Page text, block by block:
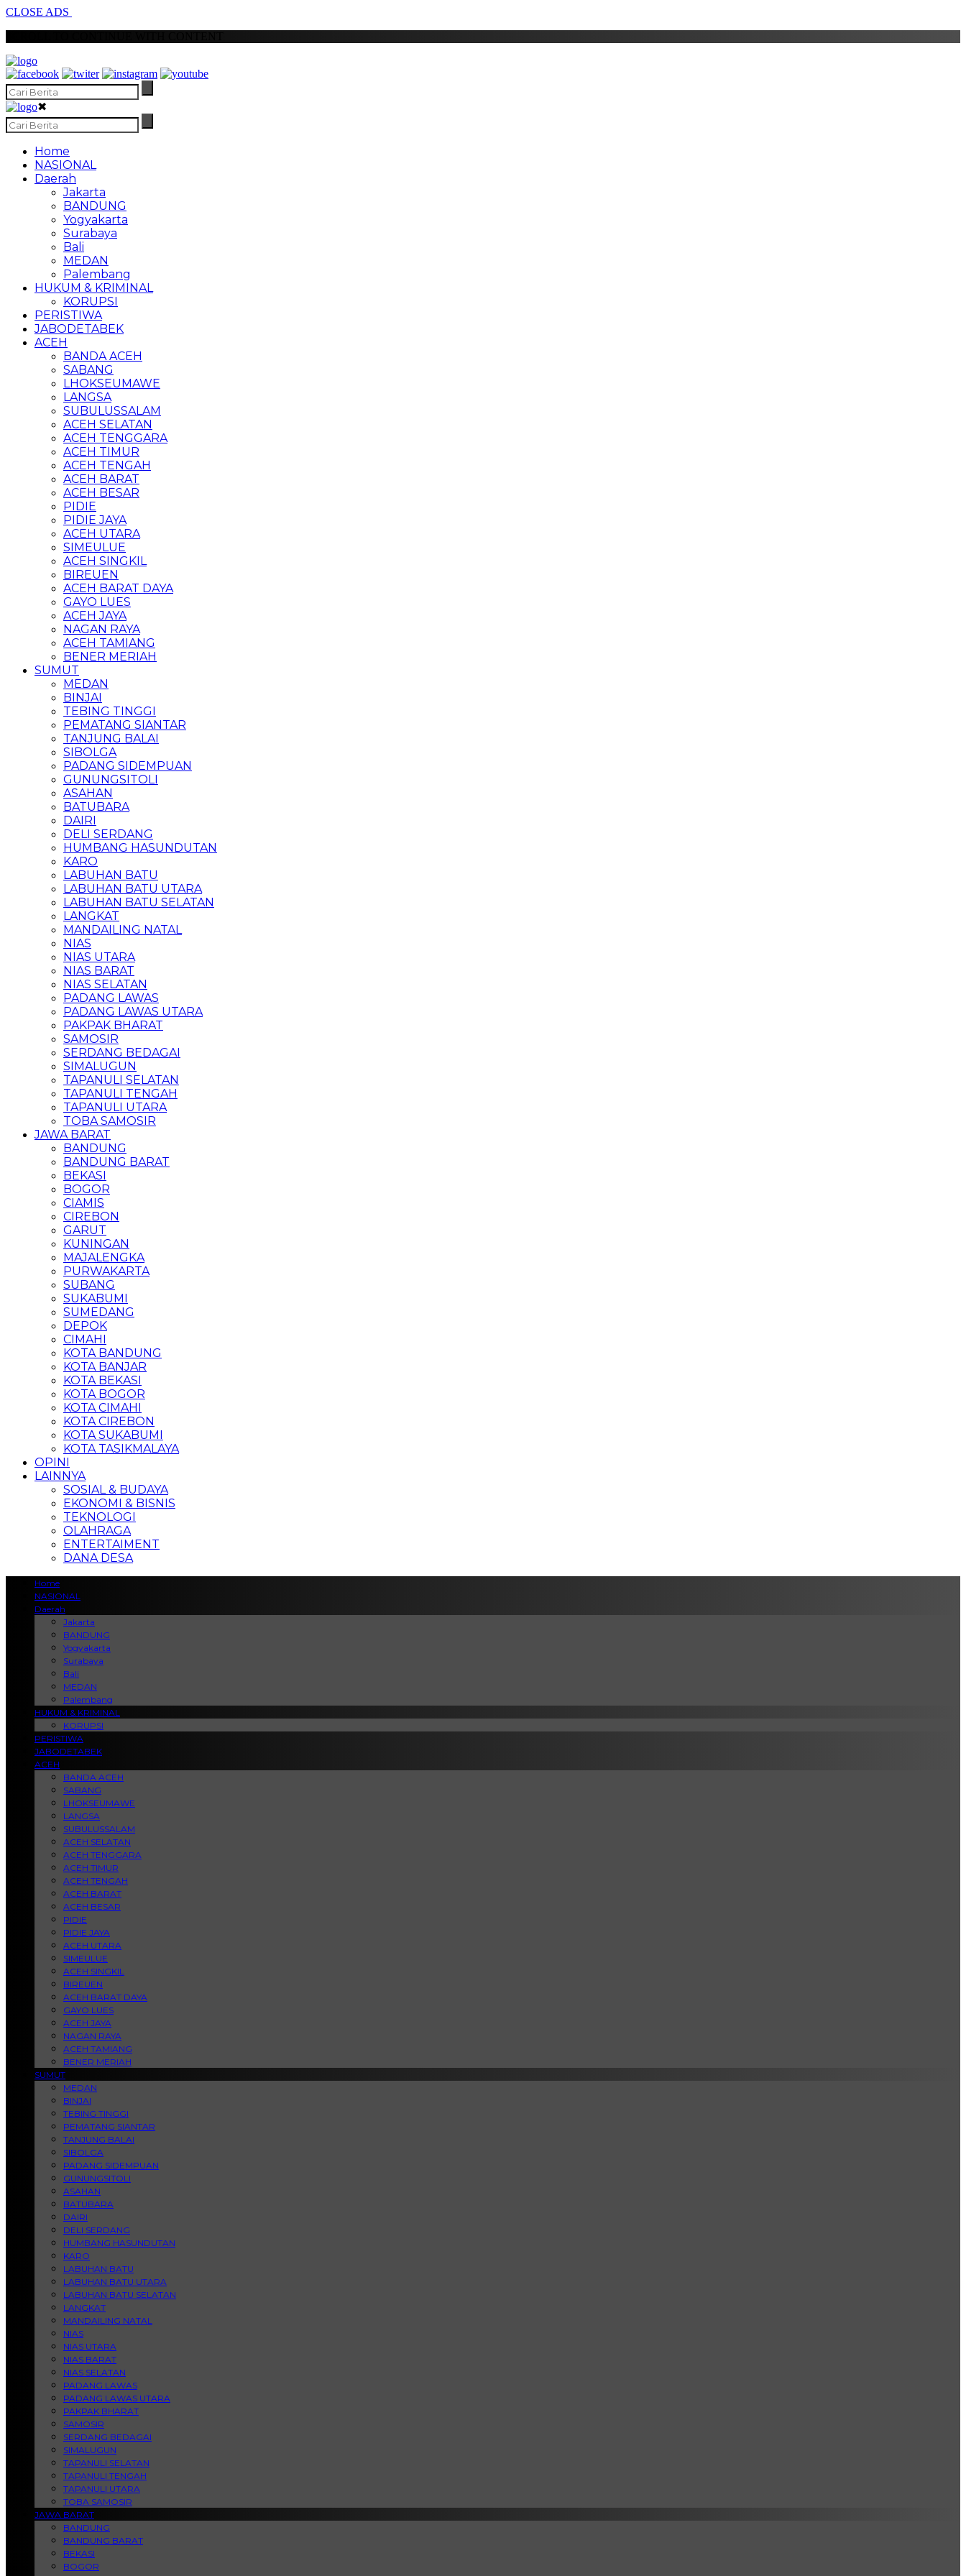
CLOSE ADS
✖
Home
NASIONAL
Daerah
Jakarta
BANDUNG
Yogyakarta
Surabaya
Bali
MEDAN
Palembang
HUKUM & KRIMINAL
KORUPSI
PERISTIWA
JABODETABEK
ACEH
BANDA ACEH
SABANG
LHOKSEUMAWE
LANGSA
SUBULUSSALAM
ACEH SELATAN
ACEH TENGGARA
ACEH TIMUR
ACEH TENGAH
ACEH BARAT
ACEH BESAR
PIDIE
PIDIE JAYA
ACEH UTARA
SIMEULUE
ACEH SINGKIL
BIREUEN
ACEH BARAT DAYA
GAYO LUES
ACEH JAYA
NAGAN RAYA
ACEH TAMIANG
BENER MERIAH
SUMUT
MEDAN
BINJAI
TEBING TINGGI
PEMATANG SIANTAR
TANJUNG BALAI
SIBOLGA
PADANG SIDEMPUAN
GUNUNGSITOLI
ASAHAN
BATUBARA
DAIRI
DELI SERDANG
HUMBANG HASUNDUTAN
KARO
LABUHAN BATU
LABUHAN BATU UTARA
LABUHAN BATU SELATAN
LANGKAT
MANDAILING NATAL
NIAS
NIAS UTARA
NIAS BARAT
NIAS SELATAN
PADANG LAWAS
PADANG LAWAS UTARA
PAKPAK BHARAT
SAMOSIR
SERDANG BEDAGAI
SIMALUGUN
TAPANULI SELATAN
TAPANULI TENGAH
TAPANULI UTARA
TOBA SAMOSIR
JAWA BARAT
BANDUNG
BANDUNG BARAT
BEKASI
BOGOR
CIAMIS
CIREBON
GARUT
KUNINGAN
MAJALENGKA
PURWAKARTA
SUBANG
SUKABUMI
SUMEDANG
DEPOK
CIMAHI
KOTA BANDUNG
KOTA BANJAR
KOTA BEKASI
KOTA BOGOR
KOTA CIMAHI
KOTA CIREBON
KOTA SUKABUMI
KOTA TASIKMALAYA
OPINI
LAINNYA
SOSIAL & BUDAYA
EKONOMI & BISNIS
TEKNOLOGI
OLAHRAGA
ENTERTAIMENT
DANA DESA
Home
NASIONAL
Daerah
Jakarta
BANDUNG
Yogyakarta
Surabaya
Bali
MEDAN
Palembang
HUKUM & KRIMINAL
KORUPSI
PERISTIWA
JABODETABEK
ACEH
BANDA ACEH
SABANG
LHOKSEUMAWE
LANGSA
SUBULUSSALAM
ACEH SELATAN
ACEH TENGGARA
ACEH TIMUR
ACEH TENGAH
ACEH BARAT
ACEH BESAR
PIDIE
PIDIE JAYA
ACEH UTARA
SIMEULUE
ACEH SINGKIL
BIREUEN
ACEH BARAT DAYA
GAYO LUES
ACEH JAYA
NAGAN RAYA
ACEH TAMIANG
BENER MERIAH
SUMUT
MEDAN
BINJAI
TEBING TINGGI
PEMATANG SIANTAR
TANJUNG BALAI
SIBOLGA
PADANG SIDEMPUAN
GUNUNGSITOLI
ASAHAN
BATUBARA
DAIRI
DELI SERDANG
HUMBANG HASUNDUTAN
KARO
LABUHAN BATU
LABUHAN BATU UTARA
LABUHAN BATU SELATAN
LANGKAT
MANDAILING NATAL
NIAS
NIAS UTARA
NIAS BARAT
NIAS SELATAN
PADANG LAWAS
PADANG LAWAS UTARA
PAKPAK BHARAT
SAMOSIR
SERDANG BEDAGAI
SIMALUGUN
TAPANULI SELATAN
TAPANULI TENGAH
TAPANULI UTARA
TOBA SAMOSIR
JAWA BARAT
BANDUNG
BANDUNG BARAT
BEKASI
BOGOR